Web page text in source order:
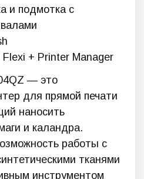
и подмотка с
+ Printer Manager
— это
для прямой печати
наносить
и каландра.
работы с
тканями
инструментом